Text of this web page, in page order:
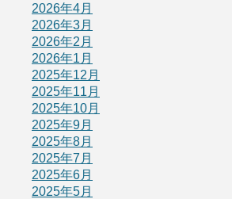
2026年4月
2026年3月
2026年2月
2026年1月
2025年12月
2025年11月
2025年10月
2025年9月
2025年8月
2025年7月
2025年6月
2025年5月